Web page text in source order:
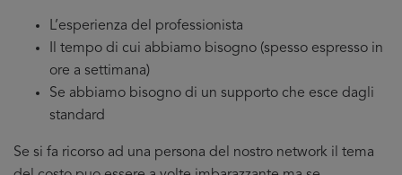
L’esperienza del professionista
Il tempo di cui abbiamo bisogno (spesso espresso in
ore a settimana)
Se abbiamo bisogno di un supporto che esce dagli
standard
Se si fa ricorso ad una persona del nostro network il tema